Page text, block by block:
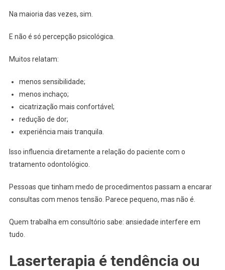
Na maioria das vezes, sim.
E não é só percepção psicológica.
Muitos relatam:
menos sensibilidade;
menos inchaço;
cicatrização mais confortável;
redução de dor;
experiência mais tranquila.
Isso influencia diretamente a relação do paciente com o
tratamento odontológico.
Pessoas que tinham medo de procedimentos passam a encarar
consultas com menos tensão. Parece pequeno, mas não é.
Quem trabalha em consultório sabe: ansiedade interfere em
tudo.
Laserterapia é tendência ou